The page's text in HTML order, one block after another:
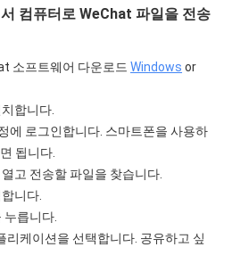
컴퓨터로 WeChat 파일을 전송
소프트웨어 다운로드Windows or
합니다.
에 로그인합니다. 스마트폰을 사용하
됩니다.
고 전송할 파일을 찾습니다.
니다.
릅니다.
리케이션을 선택합니다. 공유하고 싶